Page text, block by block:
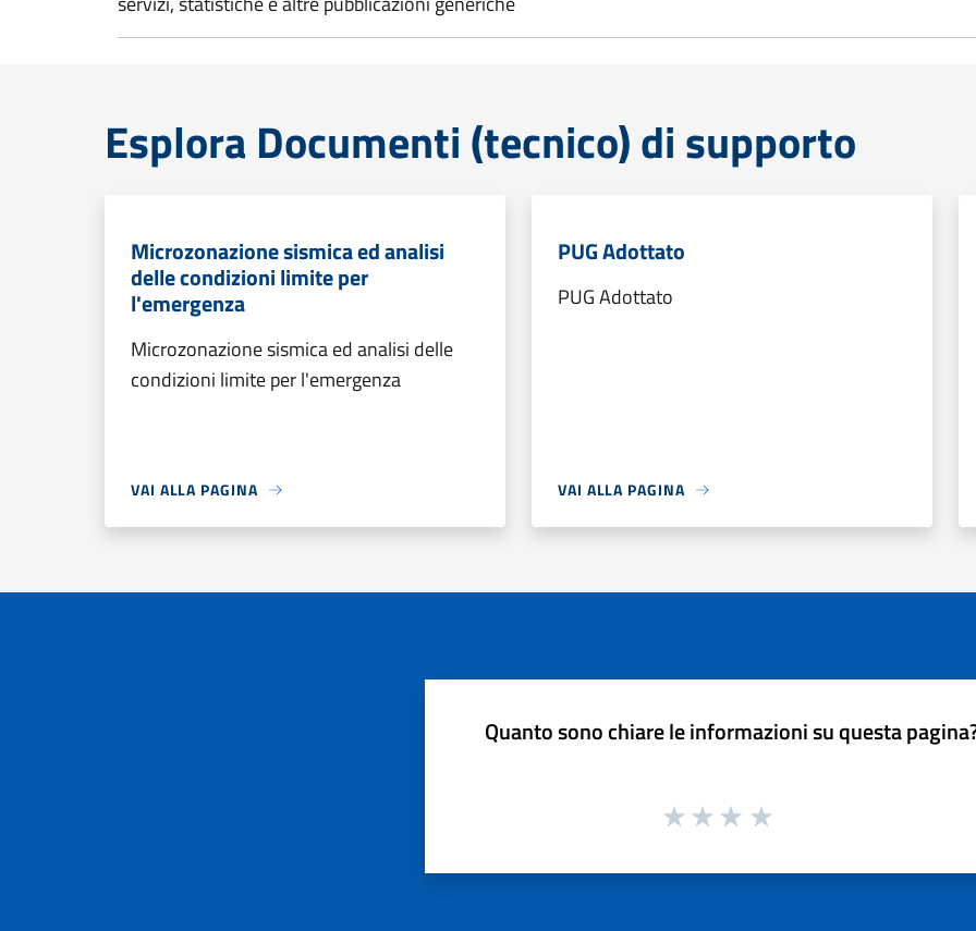
Esplora Documenti (tecnico) di supporto
Microzonazione sismica ed analisi
delle condizioni limite per
l'emergenza
Microzonazione sismica ed analisi delle
condizioni limite per l'emergenza
VAI ALLA PAGINA
PUG Adottato
PUG Adottato
VAI ALLA PAGINA
Quanto sono chiare le informazioni su questa